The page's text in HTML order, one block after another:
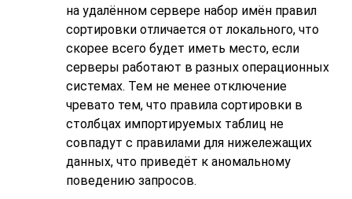
на удалённом сервере набор имён правил
сортировки отличается от локального, что
скорее всего будет иметь место, если
серверы работают в разных операционных
системах. Тем не менее отключение
чревато тем, что правила сортировки в
столбцах импортируемых таблиц не
совпадут с правилами для нижележащих
данных, что приведёт к аномальному
поведению запросов.